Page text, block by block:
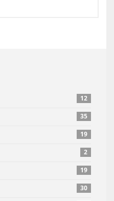
12
35
19
2
19
30